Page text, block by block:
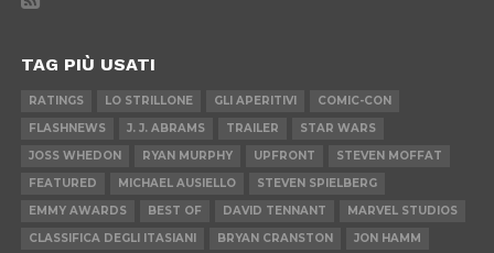
TAG PIÙ USATI
RATINGS LO STRILLONE GLI APERITIVI
COMIC-CON
FLASHNEWS
J. J. ABRAMS TRAILER
STAR WARS
JOSS WHEDON
RYAN MURPHY UPFRONT
STEVEN MOFFAT
FEATURED
MICHAEL AUSIELLO
STEVEN SPIELBERG
EMMY AWARDS
BEST OF DAVID TENNANT
MARVEL STUDIOS
CLASSIFICA DEGLI ITASIANI
BRYAN CRANSTON
JON HAMM